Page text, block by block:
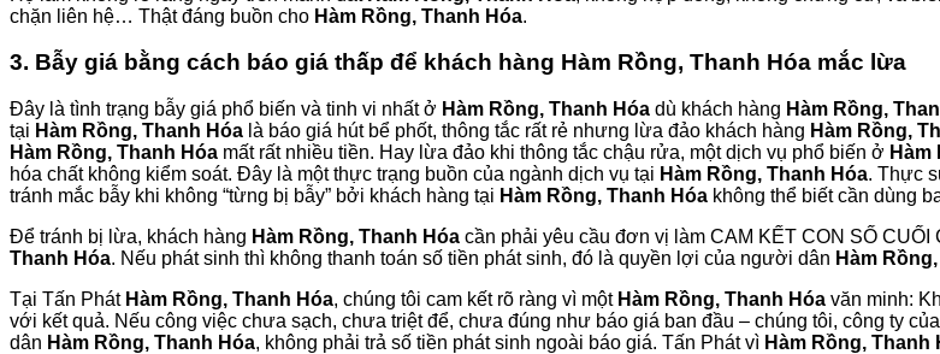
chặn liên hệ… Thật đáng buồn cho Hàm Rồng, Thanh Hóa.
3. Bẫy giá bằng cách báo giá thấp để khách hàng Hàm Rồng, Thanh Hóa mắc lừa
Đây là tình trạng bẫy giá phổ biến và tinh vi nhất ở Hàm Rồng, Thanh Hóa dù khách hàng Hàm Rồng,
tại Hàm Rồng, Thanh Hóa là báo giá hút bể phốt, thông tắc rất rẻ nhưng lừa đảo khách hàng Hàm Rồng,
Hàm Rồng, Thanh Hóa mất rất nhiều tiền. Hay lừa đảo khi thông tắc chậu rửa, một dịch vụ phổ biến ở Hàm
hóa chất không kiểm soát. Đây là một thực trạng buồn của ngành dịch vụ tại Hàm Rồng, Thanh Hóa. Thực
tránh mắc bẫy khi không “từng bị bẫy” bởi khách hàng tại Hàm Rồng, Thanh Hóa không thể biết cần dùng
Để tránh bị lừa, khách hàng Hàm Rồng, Thanh Hóa cần phải yêu cầu đơn vị làm CAM KẾT CON SỐ
Thanh Hóa. Nếu phát sinh thì không thanh toán số tiền phát sinh, đó là quyền lợi của người dân Hàm
Tại Tấn Phát Hàm Rồng, Thanh Hóa, chúng tôi cam kết rõ ràng vì một Hàm Rồng, Thanh Hóa văn minh:
với kết quả. Nếu công việc chưa sạch, chưa triệt để, chưa đúng như báo giá ban đầu – chúng tôi, công ty của
dân Hàm Rồng, Thanh Hóa, không phải trả số tiền phát sinh ngoài báo giá. Tấn Phát vì Hàm Rồng, Thanh